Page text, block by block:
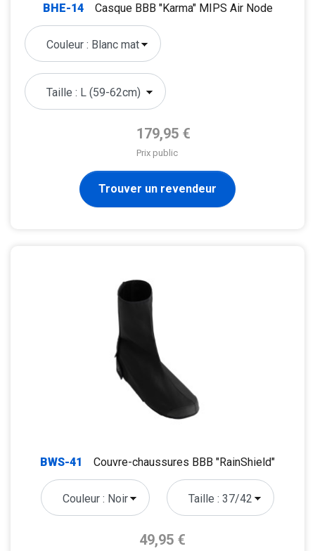
BHE-14 Casque BBB "Karma" MIPS Air Node
Prix de base
179,95 €
Prix public
Trouver un revendeur
BWS-41 Couvre-chaussures BBB "RainShield"
Prix de base
49,95 €